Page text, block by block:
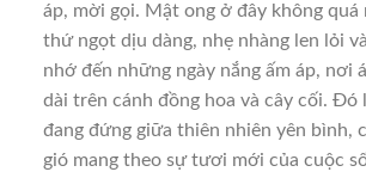
áp, mời gọi. Mật ong ở đây không quá
thứ ngọt dịu dàng, nhẹ nhàng len lỏi
nhớ đến những ngày nắng ấm áp, nơi
dài trên cánh đồng hoa và cây cối. Đó
đang đứng giữa thiên nhiên yên bình,
gió mang theo sự tươi mới của cuộc